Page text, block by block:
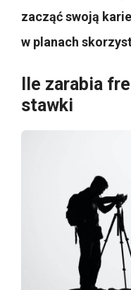
zacząć swoją
w planach
Ile zarabia
stawki